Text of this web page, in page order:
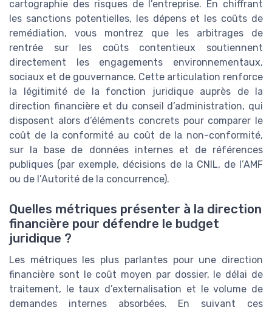
cartographie des risques de l’entreprise. En chiffrant
les sanctions potentielles, les dépens et les coûts de
remédiation, vous montrez que les arbitrages de
rentrée sur les coûts contentieux soutiennent
directement les engagements environnementaux,
sociaux et de gouvernance. Cette articulation renforce
la légitimité de la fonction juridique auprès de la
direction financière et du conseil d’administration, qui
disposent alors d’éléments concrets pour comparer le
coût de la conformité au coût de la non-conformité,
sur la base de données internes et de références
publiques (par exemple, décisions de la CNIL, de l’AMF
ou de l’Autorité de la concurrence).
Quelles métriques présenter à la direction
financière pour défendre le budget
juridique ?
Les métriques les plus parlantes pour une direction
financière sont le coût moyen par dossier, le délai de
traitement, le taux d’externalisation et le volume de
demandes internes absorbées. En suivant ces